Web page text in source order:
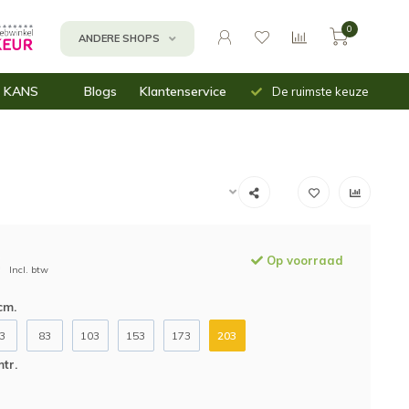
ANDERE SHOPS
0
KANS Blogs Klantenservice
leverbaar
verzending
De ruimste keuze
Incl. btw
Op voorraad
83 103 153 173 203